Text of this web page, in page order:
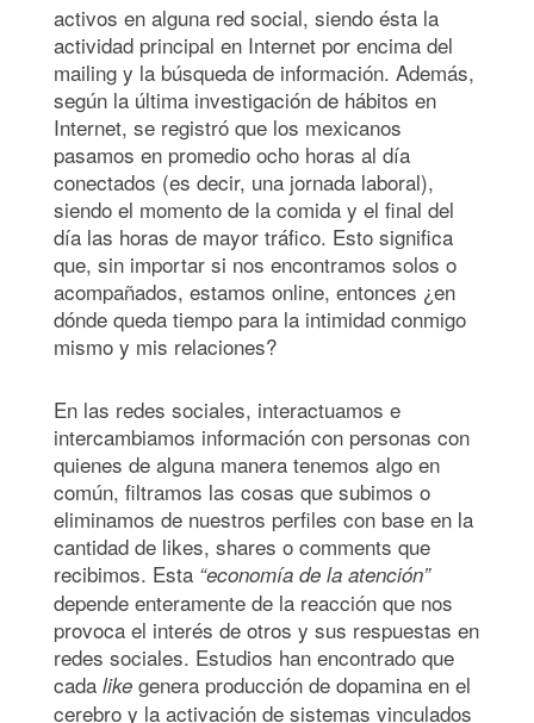
activos en alguna red social, siendo ésta la
actividad principal en Internet por encima del
mailing y la búsqueda de información. Además,
según la última investigación de hábitos en
Internet, se registró que los mexicanos
pasamos en promedio ocho horas al día
conectados (es decir, una jornada laboral),
siendo el momento de la comida y el final del
día las horas de mayor tráfico. Esto significa
que, sin importar si nos encontramos solos o
acompañados, estamos online, entonces ¿en
dónde queda tiempo para la intimidad conmigo
mismo y mis relaciones?
En las redes sociales, interactuamos e
intercambiamos información con personas con
quienes de alguna manera tenemos algo en
común, filtramos las cosas que subimos o
eliminamos de nuestros perfiles con base en la
cantidad de likes, shares o comments que
recibimos. Esta “economía de la atención”
depende enteramente de la reacción que nos
provoca el interés de otros y sus respuestas en
redes sociales. Estudios han encontrado que
cada like genera producción de dopamina en el
cerebro y la activación de sistemas vinculados